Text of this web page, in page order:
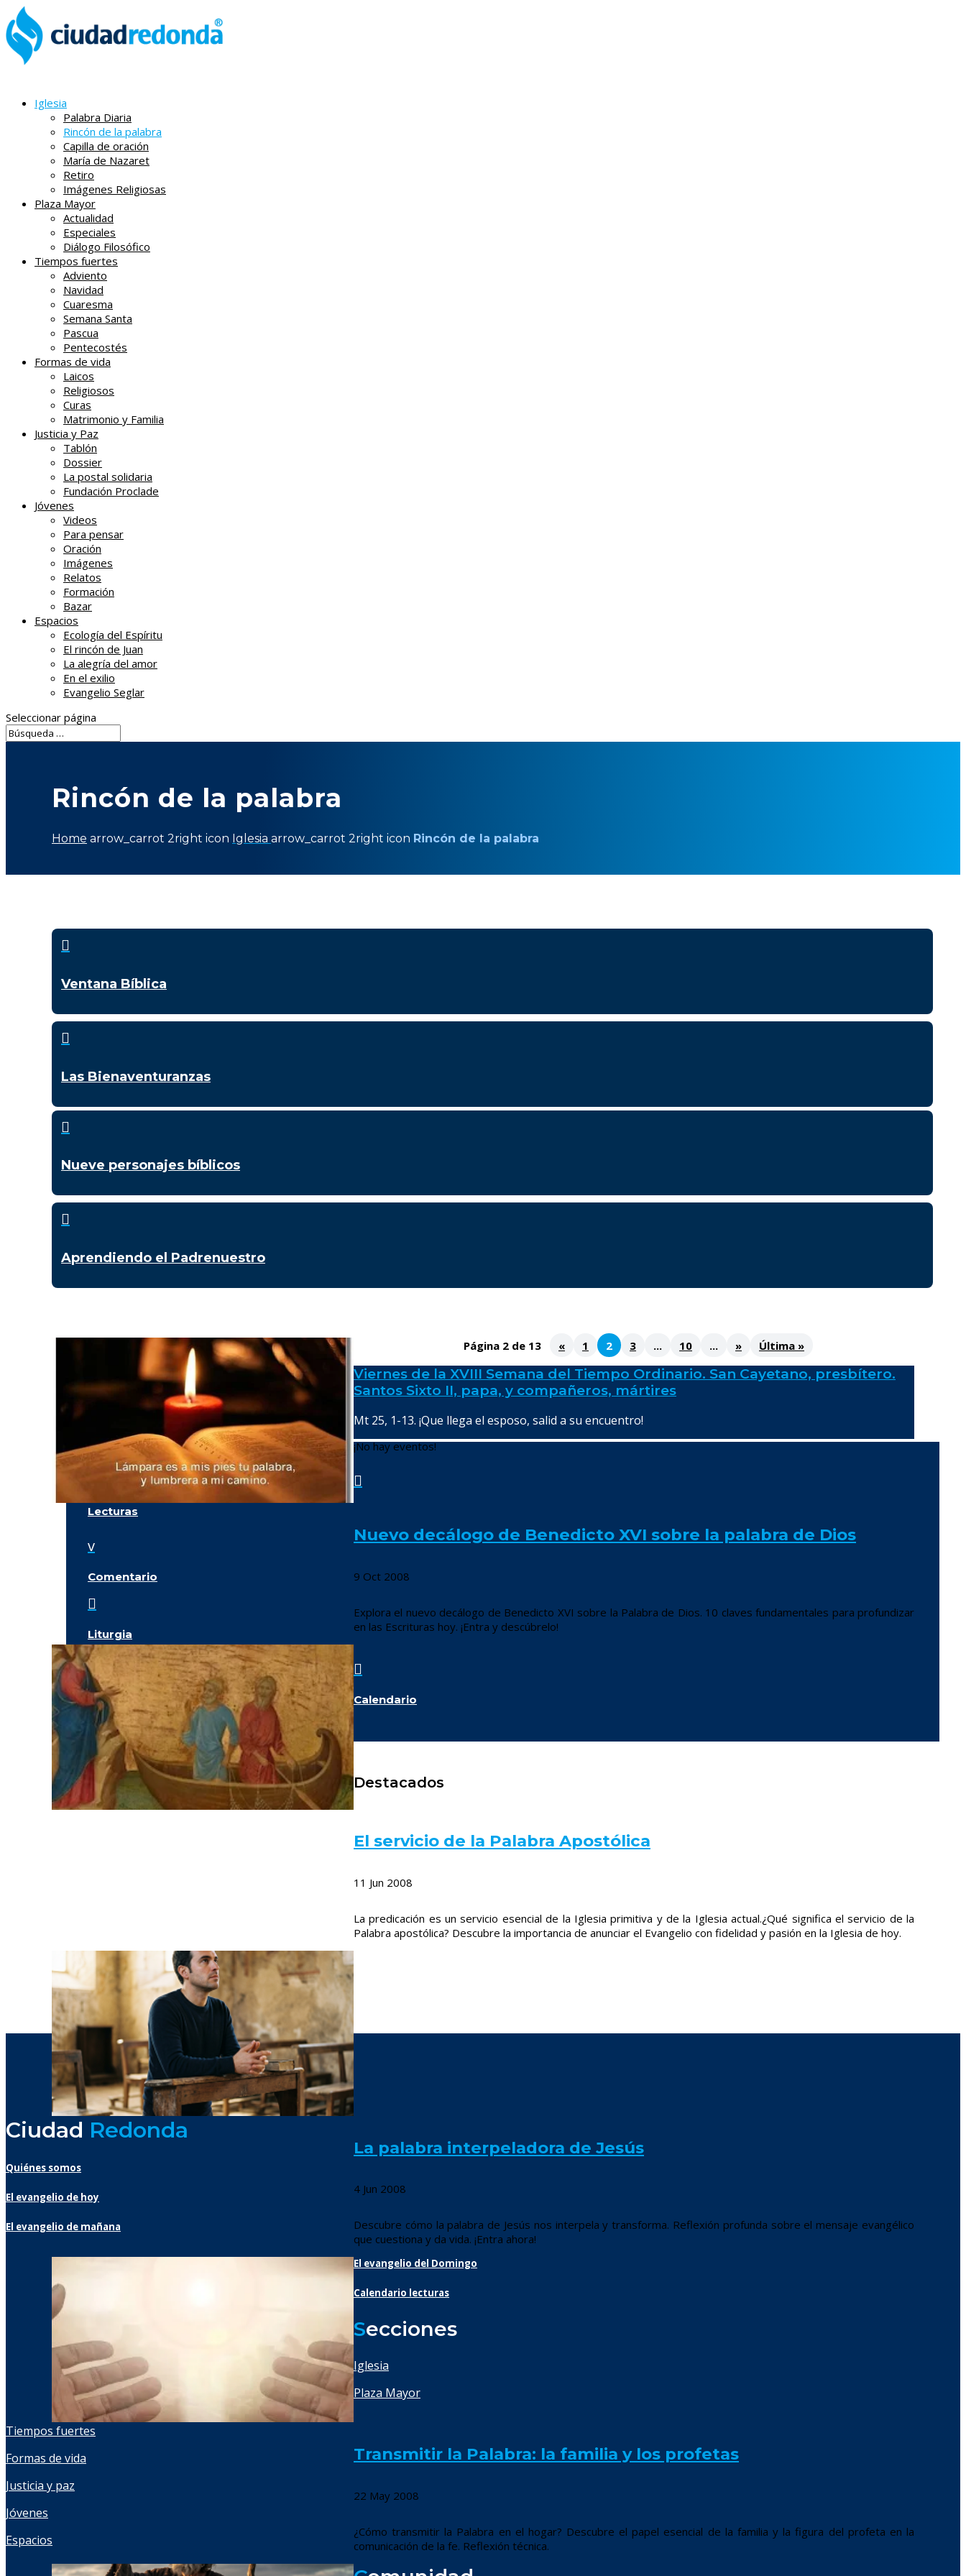
Iglesia
Palabra Diaria
Rincón de la palabra
Capilla de oración
María de Nazaret
Retiro
Imágenes Religiosas
Plaza Mayor
Actualidad
Especiales
Diálogo Filosófico
Tiempos fuertes
Adviento
Navidad
Cuaresma
Semana Santa
Pascua
Pentecostés
Formas de vida
Laicos
Religiosos
Curas
Matrimonio y Familia
Justicia y Paz
Tablón
Dossier
La postal solidaria
Fundación Proclade
Jóvenes
Videos
Para pensar
Oración
Imágenes
Relatos
Formación
Bazar
Espacios
Ecología del Espíritu
El rincón de Juan
La alegría del amor
En el exilio
Evangelio Seglar
Seleccionar página
Rincón de la palabra
Home arrow_carrot 2right icon Iglesia arrow_carrot 2right icon Rincón de la palabra

Ventana Bíblica

Las Bienaventuranzas

Nueve personajes bíblicos

Aprendiendo el Padrenuestro
Nuevo decálogo de Benedicto XVI sobre la palabra de Dios
9 Oct 2008
Explora el nuevo decálogo de Benedicto XVI sobre la Palabra de Dios. 10 claves fundamentales para profundizar
en las Escrituras hoy. ¡Entra y descúbrelo!
El servicio de la Palabra Apostólica
11 Jun 2008
La predicación es un servicio esencial de la Iglesia primitiva y de la Iglesia actual.¿Qué significa el servicio de la
Palabra apostólica? Descubre la importancia de anunciar el Evangelio con fidelidad y pasión en la Iglesia de hoy.
La palabra interpeladora de Jesús
4 Jun 2008
Descubre cómo la palabra de Jesús nos interpela y transforma. Reflexión profunda sobre el mensaje evangélico
que cuestiona y da vida. ¡Entra ahora!
Transmitir la Palabra: la familia y los profetas
22 May 2008
¿Cómo transmitir la Palabra en el hogar? Descubre el papel esencial de la familia y la figura del profeta en la
comunicación de la fe. Reflexión técnica.
Página 2 de 13 « 1 2 3 ... 10 ... » Última »
Viernes de la XVIII Semana del Tiempo Ordinario. San Cayetano, presbítero.
Santos Sixto II, papa, y compañeros, mártires
Mt 25, 1-13. ¡Que llega el esposo, salid a su encuentro!
¡No hay eventos!

Lecturas
v
Comentario

Liturgia

Calendario
Destacados
Ciudad Redonda
Quiénes somos
El evangelio de hoy
El evangelio de mañana
El evangelio del Domingo
Calendario lecturas
Secciones
Iglesia
Plaza Mayor
Tiempos fuertes
Formas de vida
Justicia y paz
Jóvenes
Espacios